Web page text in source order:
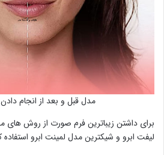
مدل قبل و بعد از انجام
برای داشتن زیباترین فرم صورت از روش های
لیفت ابرو و شیکترین مدل لمینت ابرو استفاده